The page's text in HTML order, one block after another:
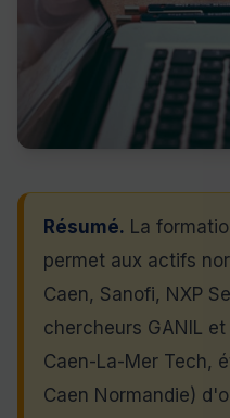
Résumé. La
permet aux actifs
Caen, Sanofi, NXP
chercheurs GANIL
Caen-La-Mer Tech,
Caen Normandie)